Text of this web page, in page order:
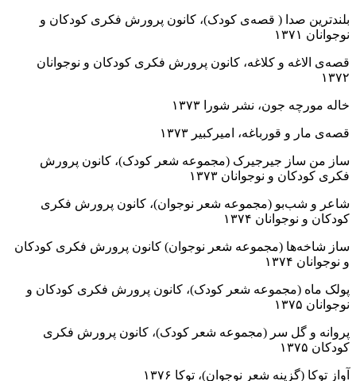
بلندترین صدا ( قصه‌ی کودک)، کانون پرورش فکری کودکان و
نوجوانان ۱۳۷۱
قصه‌ی الاغه و کلاغه، کانون پرورش فکری کودکان و نوجوانان
۱۳۷۲
خاله مورچه جون، نشر شورا ۱۳۷۳
قصه‌ی مار و قورباغه، امیرکبیر ۱۳۷۳
ساز من ساز جیرجیرک (مجموعه شعر کودک)، کانون پرورش
فکری کودکان و نوجوانان ۱۳۷۳
شاعر و شب‌بو (مجموعه شعر نوجوان)، کانون پرورش فکری
کودکان و نوجوانان ۱۳۷۴
ساز شاخه‌ها (مجموعه شعر نوجوان) کانون پرورش فکری کودکان
و نوجوانان ۱۳۷۴
پولک ماه (مجموعه شعر کودک)، کانون پرورش فکری کودکان و
نوجوانان ۱۳۷۵
پروانه و گل سر (مجموعه شعر کودک)، کانون پرورش فکری
کودکان ۱۳۷۵
آواز توکا (گزینه شعر نوجوان)، توکا ۱۳۷۶